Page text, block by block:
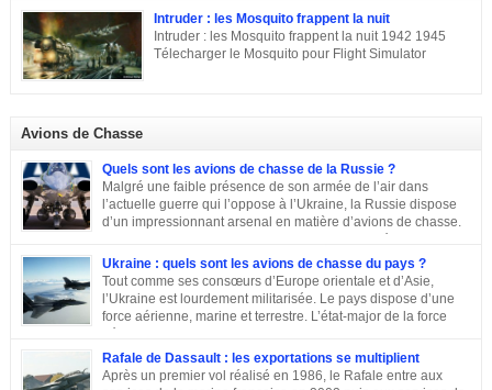
des missions très différentes selon les centres d’intérêts : patrouille
maritime, Mistel ou missions secrètes. Partons du commencement : le nom.
La désignation KG 200, KampfGeschwader 200, signifie littéralement »
escadre de combat n°200 « . » Escadre de combat « , c’est un peu vague.
Donc il n’y a pas a priori de limites aux missions du KG 200, sous cette
Intruder : les Mosquito frappent la nuit
Intruder : les Mosquito frappent la nuit 1942 1945
Télecharger le Mosquito pour Flight Simulator
Avions de Chasse
Quels sont les avions de chasse de la Russie ?
Malgré une faible présence de son armée de l’air dans
l’actuelle guerre qui l’oppose à l’Ukraine, la Russie dispose
d’un impressionnant arsenal en matière d’avions de chasse.
Chasseurs, bombardiers, avions d’attaque … découvrons
ensemble les principaux moyens dont dispose sa force aérienne.
Ukraine : quels sont les avions de chasse du pays ?
Tout comme ses consœurs d’Europe orientale et d’Asie,
l’Ukraine est lourdement militarisée. Le pays dispose d’une
force aérienne, marine et terrestre. L’état-major de la force
est équipée en majorité d’avions de fabrication soviétique. Parmi les
républiques socialistes soviétiques, l’Ukraine élabore l’une des plus
stratégiques. D’après les statistiques de 2014, l’armée de l’air ukrainienne
Rafale de Dassault : les exportations se multiplient
Après un premier vol réalisé en 1986, le Rafale entre aux